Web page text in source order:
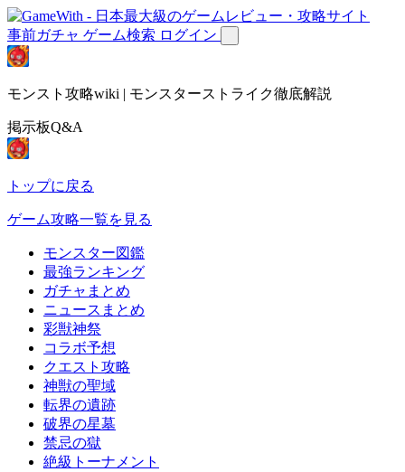
事前ガチャ ゲーム検索 ログイン
モンスト攻略wiki | モンスターストライク徹底解説
掲示板Q&A
トップに戻る
ゲーム攻略一覧を見る
モンスター図鑑
最強ランキング
ガチャまとめ
ニュースまとめ
彩獣神祭
コラボ予想
クエスト攻略
神獣の聖域
転界の遺跡
破界の星墓
禁忌の獄
絶級トーナメント